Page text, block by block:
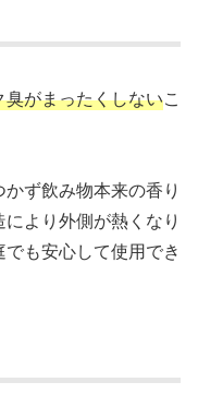
がまったくしないこ
ず飲み物本来の香り
より外側が熱くなり
も安心して使用でき